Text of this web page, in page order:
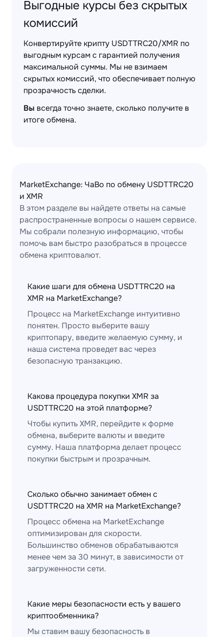
Выгодные курсы без скрытых
комиссий
Конвертируйте крипту USDTTRC20/XMR по
выгодным курсам с гарантией получения
максимальной суммы. Мы не взимаем
скрытых комиссий, что обеспечивает полную
прозрачность сделки.
Вы всегда точно знаете, сколько получите в
итоге обмена.
MarketExchange: ЧаВо по обмену USDTTRC20
и XMR
В этом разделе вы найдете ответы на самые
распространенные вопросы о нашем сервисе.
Мы собрали полезную информацию, чтобы
помочь вам быстро разобраться в процессе
обмена криптовалют.
Какие шаги для обмена USDTTRC20 на
XMR на MarketExchange?
Процесс на MarketExchange интуитивно
понятен. Просто выберите вашу
криптопару, введите желаемую сумму, и
наша система проведет вас через
безопасную транзакцию.
Какова процедура покупки XMR за
USDTTRC20 на этой платформе?
Чтобы купить XMR, перейдите к форме
обмена, выберите валюты и введите
сумму. Наша платформа делает процесс
покупки быстрым и прозрачным.
Сколько обычно занимает обмен с
USDTTRC20 на XMR на MarketExchange?
Процесс обмена на MarketExchange
оптимизирован для скорости.
Большинство обменов обрабатываются
менее чем за 30 минут, в зависимости от
загруженности сети.
Какие меры безопасности есть у вашего
криптообменника?
Мы ставим вашу безопасность в